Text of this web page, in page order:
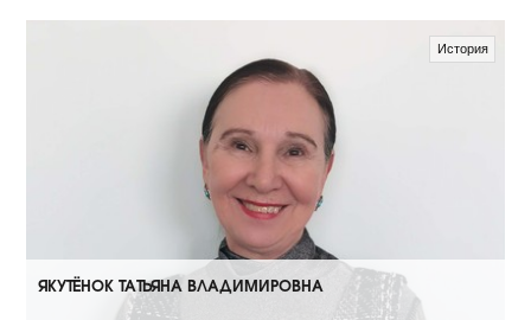
История
ЯКУТЁНОК ТАТЬЯНА ВЛАДИМИРОВНА